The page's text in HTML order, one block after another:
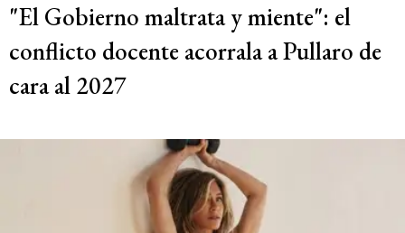
"El Gobierno maltrata y miente": el
conflicto docente acorrala a Pullaro de
cara al 2027